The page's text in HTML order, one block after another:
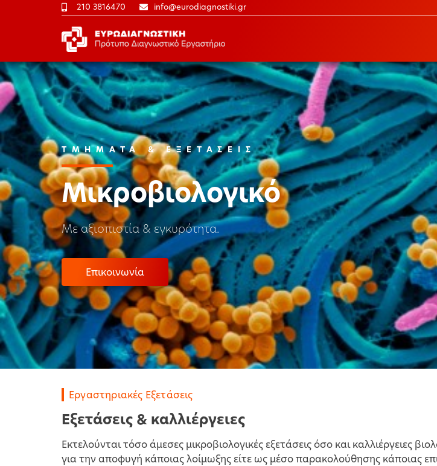
210 3816470 info@eurodiagnostiki.gr
ΤΜΗΜΑΤΑ & ΕΞΕΤΑΣΕΙΣ
Μικροβιολογικό
Με αξιοπιστία & εγκυρότητα.
Επικοινωνία
Εργαστηριακές Εξετάσεις
Εξετάσεις & καλλιέργειες
Eκτελούνται τόσο άμεσες μικροβιολογικές εξετάσεις όσο και καλλιέργειες
για την αποφυγή κάποιας λοίμωξης είτε ως μέσο παρακολούθησης κάποιας